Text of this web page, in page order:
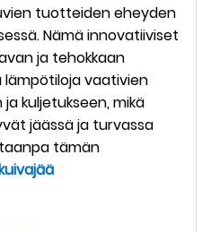
tuotteiden eheyden
Nämä innovatiiviset
ja tehokkaan
lämpötiloja vaativien
kuljetukseen, mikä
jäässä ja turvassa
tämän